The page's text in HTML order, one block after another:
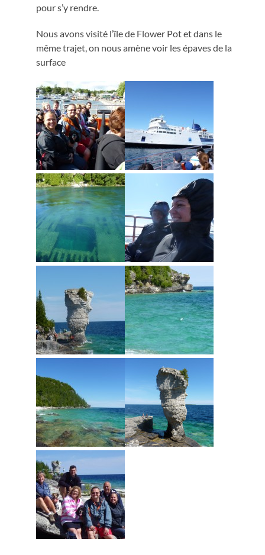
pour s’y rendre.
Nous avons visité l’île de Flower Pot et dans le
même trajet, on nous amène voir les épaves de la
surface